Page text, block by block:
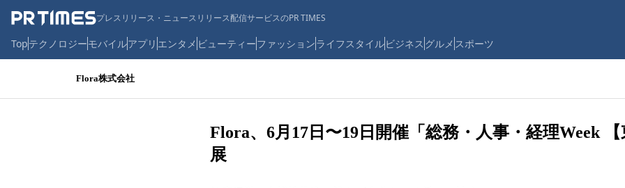
プレスリリース・ニュースリリース配信サービスのPR TIMES
Topテクノロジーモバイルアプリ エンタメ ビューティーファッションライフスタイルビジネス グルメ スポーツ
Flora株式会社
Flora、6月17日〜19日開催「総務・人事・経理Week
展